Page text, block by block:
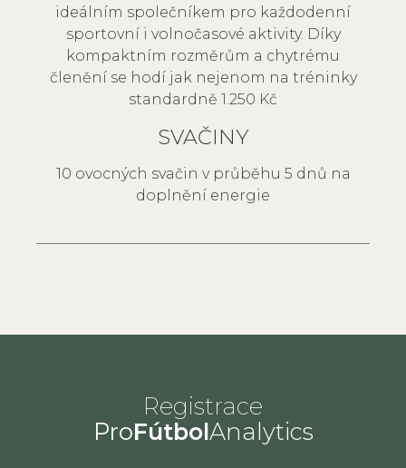
ideálním společníkem pro každodenní
sportovní i volnočasové aktivity. Díky
kompaktním rozměrům a chytrému
členění se hodí jak nejenom na tréninky
standardně 1.250 Kč
SVAČINY
10 ovocných svačin v průběhu 5 dnů na
doplnění energie
Registrace
ProFútbolAnalytics